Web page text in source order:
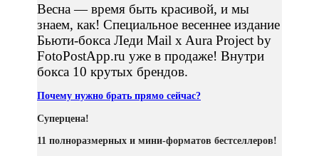
Весна — время быть красивой, и мы
знаем, как! Специальное весеннее издание
Бьюти-бокса Леди Mail x Aura Project by
FotoPostApp.ru уже в продаже! Внутри
бокса 10 крутых брендов.
Почему нужно брать прямо сейчас?
Суперцена!
11 полноразмерных и мини-форматов бестселлеров!